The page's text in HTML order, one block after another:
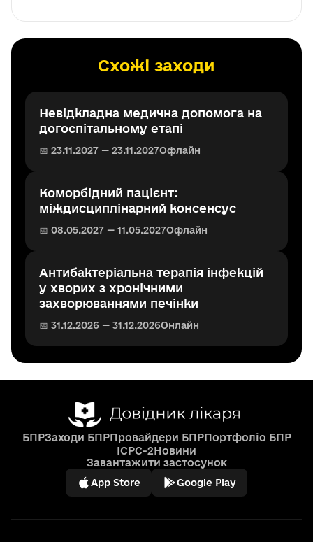
Схожі заходи
Невідкладна медична допомога на
догоспітальному етапі
📅 23.11.2027 — 23.11.2027Офлайн
Коморбідний пацієнт:
міждисциплінарний консенсус
📅 08.05.2027 — 11.05.2027Офлайн
Антибактеріальна терапія інфекцій
у хворих з хронічними
захворюваннями печінки
📅 31.12.2026 — 31.12.2026Онлайн
БПРЗаходи БПРПровайдери БПРПортфоліо БПР
ICPC-2Новини
Завантажити застосунок
App Store Google Play